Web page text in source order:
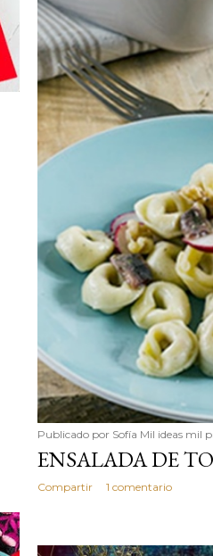
Publicado por Sofía Mil ideas mil
ENSALADA DE
Compartir 1 comentario